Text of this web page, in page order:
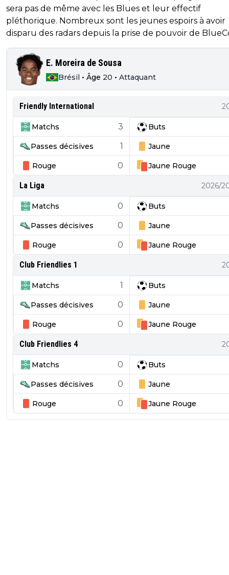
sera pas de même avec les Blues et leur effectif
pléthorique. Nombreux sont les jeunes espoirs à avoir
disparu des radars depuis la prise de pouvoir de
E. Moreira de Sousa
Brésil • Âge 20 • Attaquant
Friendly International
Matchs 3 Buts
Passes décisives 1 Jaune
Rouge 0 Jaune Rouge
La Liga 2026/
Matchs 0 Buts
Passes décisives 0 Jaune
Rouge 0 Jaune Rouge
Club Friendlies 1
Matchs 1 Buts
Passes décisives 0 Jaune
Rouge 0 Jaune Rouge
Club Friendlies 4
Matchs 0 Buts
Passes décisives 0 Jaune
Rouge 0 Jaune Rouge